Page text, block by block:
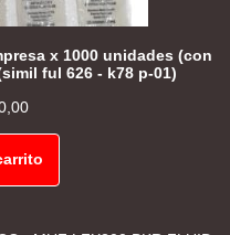
x 1000 unidades (con
ful 626 - k78 p-01)